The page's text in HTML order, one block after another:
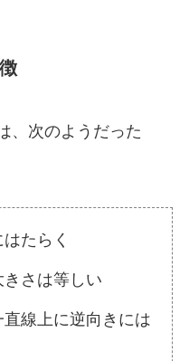
、次のようだった
たらく
さは等しい
線上に逆向きには